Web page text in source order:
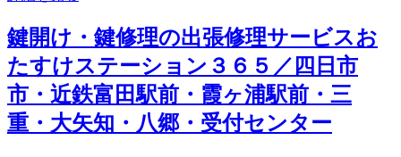
鍵開け・鍵修理の出張修理サービスお
たすけステーション３６５／四日市
市・近鉄富田駅前・霞ヶ浦駅前・三
重・大矢知・八郷・受付センター